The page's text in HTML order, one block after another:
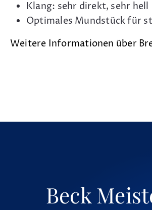
Klang: sehr direkt, sehr hell
Optimales Mundstück für
Weitere Informationen über
Beck